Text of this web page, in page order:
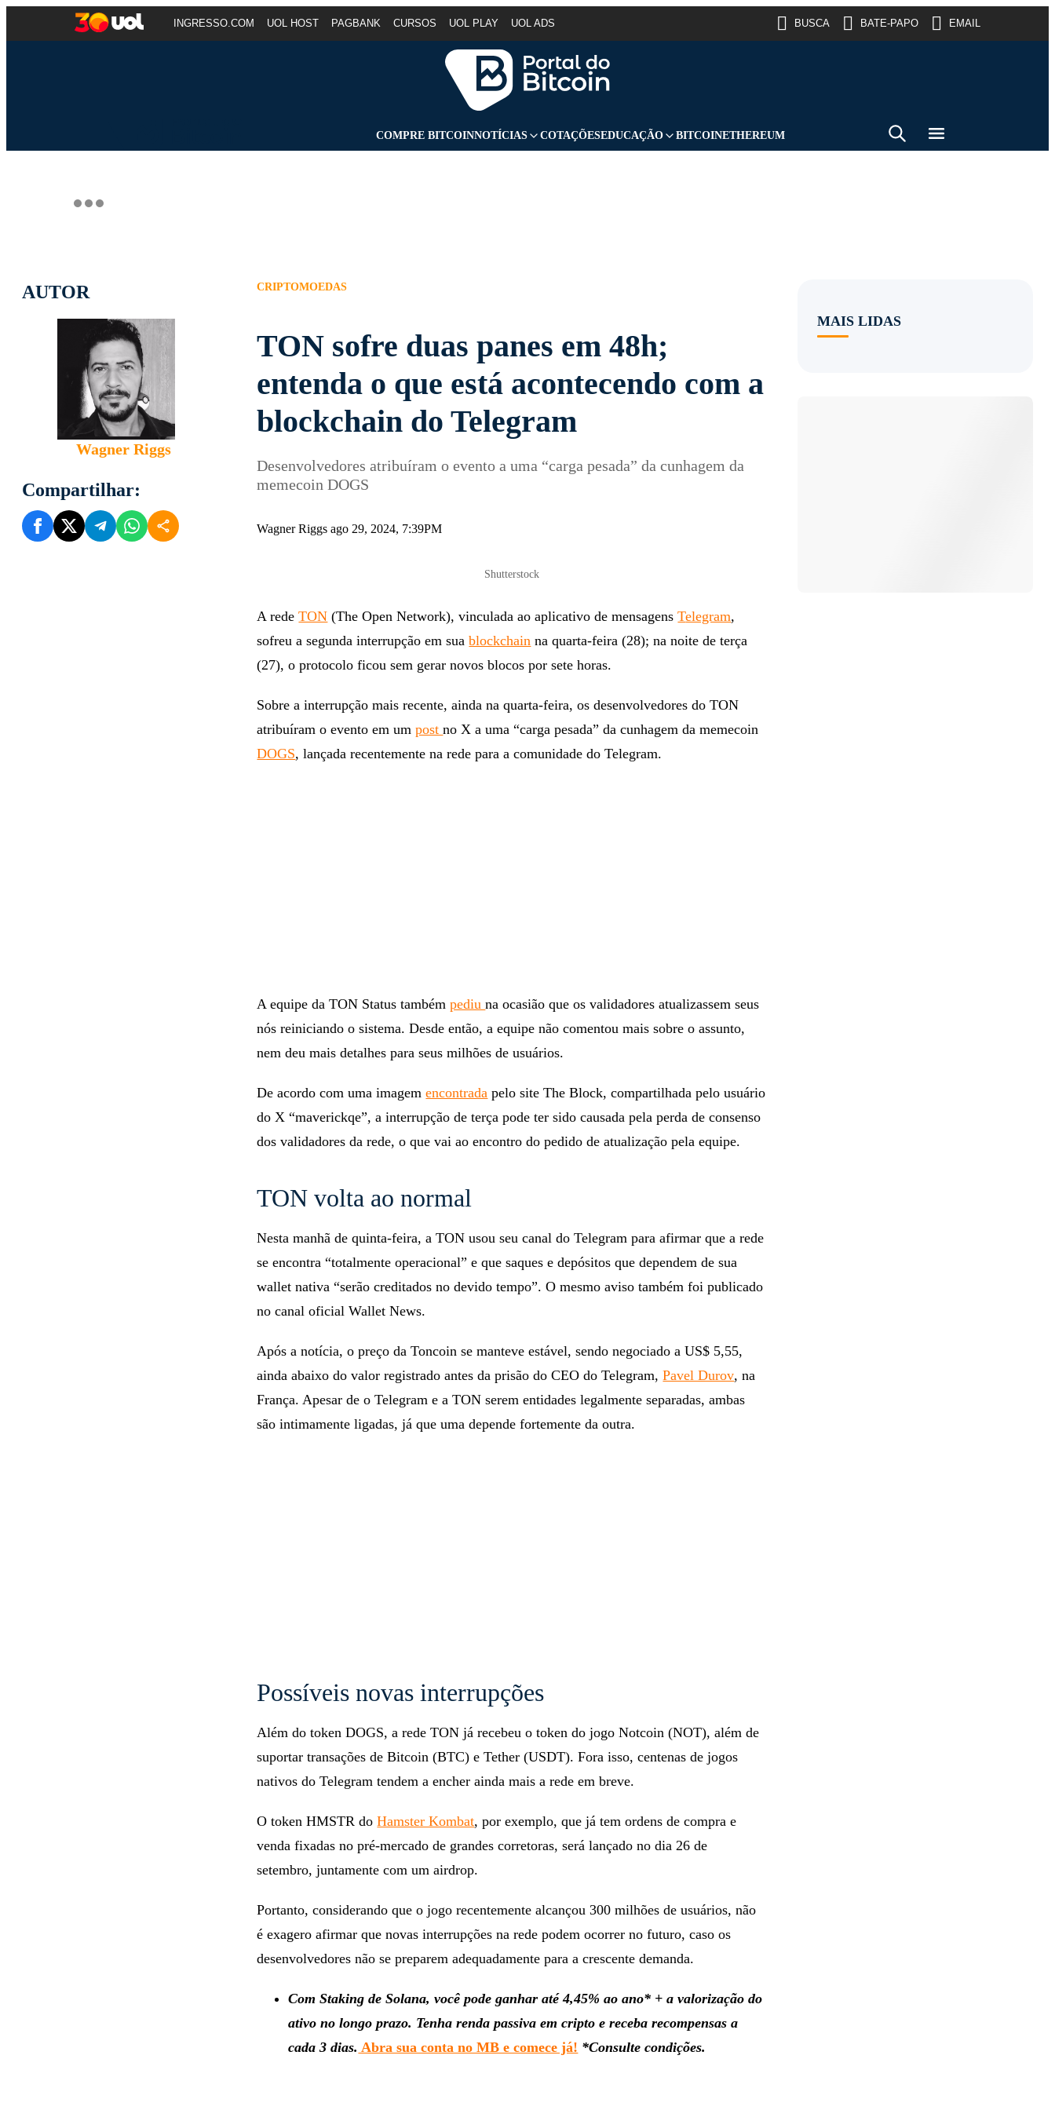
INGRESSO.COM UOL HOST PAGBANK CURSOS UOL PLAY UOL ADS BUSCA BATE-PAPO EMAIL
COMPRE BITCOINNOTÍCIAS COTAÇÕESEDUCAÇÃO BITCOINETHEREUM
AUTOR
Wagner Riggs
Compartilhar:
CRIPTOMOEDAS
TON sofre duas panes em 48h;
entenda o que está acontecendo com a
blockchain do Telegram
Desenvolvedores atribuíram o evento a uma “carga pesada” da cunhagem da
memecoin DOGS
Wagner Riggs ago 29, 2024, 7:39PM
Shutterstock
A redeTON (The Open Network), vinculada ao aplicativo de mensagensTelegram,
sofreu a segunda interrupção em suablockchain na quarta-feira (28); na noite de terça
(27), o protocolo ficou sem gerar novos blocos por sete horas.
Sobre a interrupção mais recente, ainda na quarta-feira, os desenvolvedores do TON
atribuíram o evento em umpostno X a uma “carga pesada” da cunhagem da memecoin
DOGS, lançada recentemente na rede para a comunidade do Telegram.
A equipe da TON Status tambémpediuna ocasião que os validadores atualizassem seus
nós reiniciando o sistema. Desde então, a equipe não comentou mais sobre o assunto,
nem deu mais detalhes para seus milhões de usuários.
De acordo com uma imagemencontrada pelo site The Block, compartilhada pelo usuário
do X “maverickqe”, a interrupção de terça pode ter sido causada pela perda de consenso
dos validadores da rede, o que vai ao encontro do pedido de atualização pela equipe.
TON volta ao normal
Nesta manhã de quinta-feira, a TON usou seu canal do Telegram para afirmar que a rede
se encontra “totalmente operacional” e que saques e depósitos que dependem de sua
wallet nativa “serão creditados no devido tempo”. O mesmo aviso também foi publicado
no canal oficial Wallet News.
Após a notícia, o preço da Toncoin se manteve estável, sendo negociado a US$ 5,55,
ainda abaixo do valor registrado antes da prisão do CEO do Telegram,Pavel Durov, na
França. Apesar de o Telegram e a TON serem entidades legalmente separadas, ambas
são intimamente ligadas, já que uma depende fortemente da outra.
Possíveis novas interrupções
Além do token DOGS, a rede TON já recebeu o token do jogo Notcoin (NOT), além de
suportar transações de Bitcoin (BTC) e Tether (USDT). Fora isso, centenas de jogos
nativos do Telegram tendem a encher ainda mais a rede em breve.
O token HMSTR doHamster Kombat, por exemplo, que já tem ordens de compra e
venda fixadas no pré-mercado de grandes corretoras, será lançado no dia 26 de
setembro, juntamente com um airdrop.
Portanto, considerando que o jogo recentemente alcançou 300 milhões de usuários, não
é exagero afirmar que novas interrupções na rede podem ocorrer no futuro, caso os
desenvolvedores não se preparem adequadamente para a crescente demanda.
Com Staking de Solana, você pode ganhar até 4,45% ao ano* + a valorização do
ativo no longo prazo. Tenha renda passiva em cripto e receba recompensas a
cada 3 dias. Abra sua conta no MB e comece já! *Consulte condições.
MAIS LIDAS